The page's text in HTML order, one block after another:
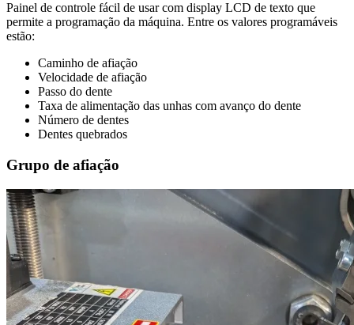
Painel de controle fácil de usar com display LCD de texto que
permite a programação da máquina. Entre os valores programáveis ​​
estão:
Caminho de afiação
Velocidade de afiação
Passo do dente
Taxa de alimentação das unhas com avanço do dente
Número de dentes
Dentes quebrados
Grupo de afiação